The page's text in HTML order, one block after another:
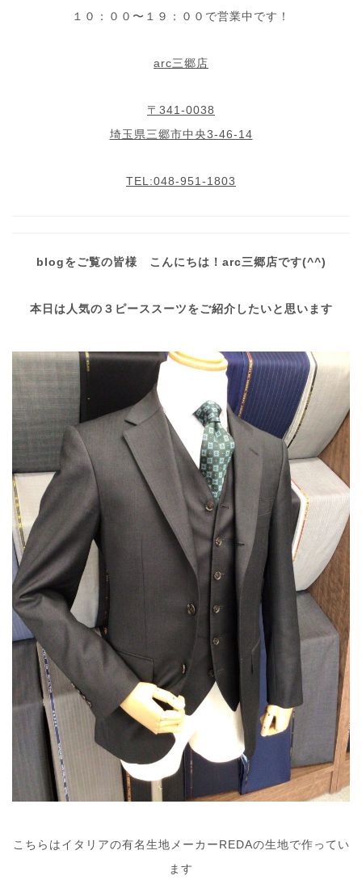
１０：００〜１９：００で営業中です！
arc三郷店
〒341-0038
埼玉県三郷市中央3-46-14
TEL:048-951-1803
blogをご覧の皆様 こんにちは！arc三郷店です(^^)
本日は人気の３ピーススーツをご紹介したいと思います
こちらはイタリアの有名生地メーカーREDAの生地で作ってい
ます